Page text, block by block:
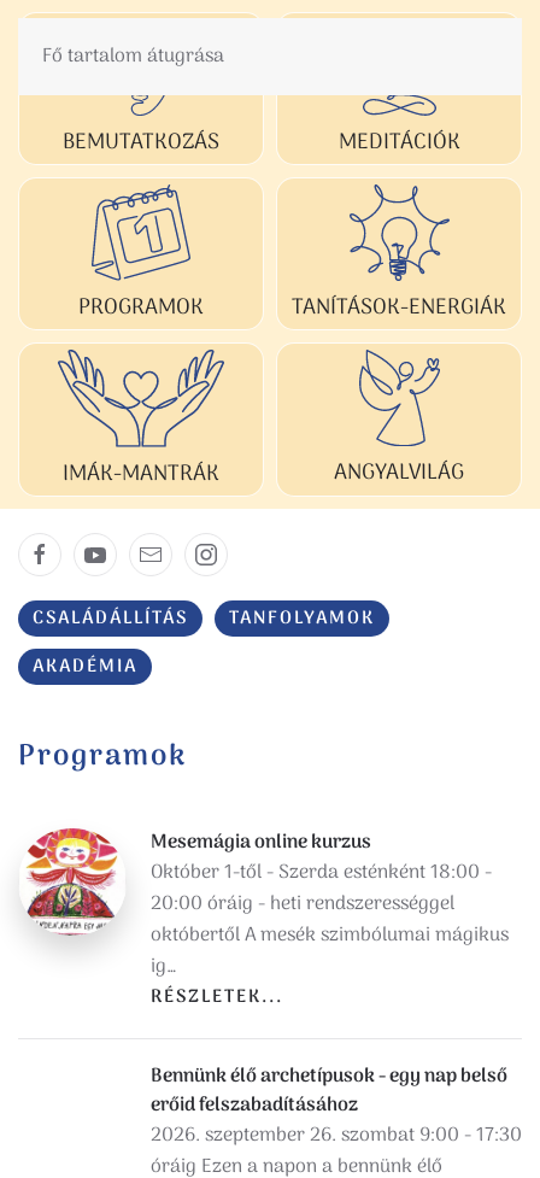
Fő tartalom átugrása
BEMUTATKOZÁS MEDITÁCIÓK
PROGRAMOK TANÍTÁSOK-ENERGIÁK
IMÁK-MANTRÁK ANGYALVILÁG
CSALÁDÁLLÍTÁS
TANFOLYAMOK
AKADÉMIA
Programok
Mesemágia online kurzus
Október 1-től - Szerda esténként 18:00 -
20:00 óráig - heti rendszerességgel
októbertől A mesék szimbólumai mágikus
ig…
RÉSZLETEK...
Bennünk élő archetípusok - egy nap belső
erőid felszabadításához
2026. szeptember 26. szombat 9:00 - 17:30
óráig Ezen a napon a bennünk élő